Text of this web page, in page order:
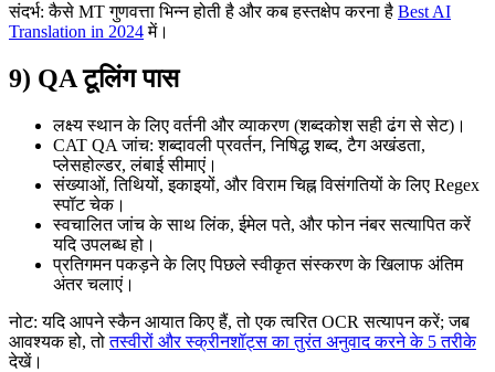
संदर्भ: कैसे MT गुणवत्ता भिन्न होती है और कब हस्तक्षेप करना है Best AI
Translation in 2024में।
9) QA टूलिंग पास
लक्ष्य स्थान के लिए वर्तनी और व्याकरण (शब्दकोश सही ढंग से सेट)।
CAT QA जांच: शब्दावली प्रवर्तन, निषिद्ध शब्द, टैग अखंडता,
प्लेसहोल्डर, लंबाई सीमाएं।
संख्याओं, तिथियों, इकाइयों, और विराम चिह्न विसंगतियों के लिए Regex
स्पॉट चेक।
स्वचालित जांच के साथ लिंक, ईमेल पते, और फोन नंबर सत्यापित करें
यदि उपलब्ध हो।
प्रतिगमन पकड़ने के लिए पिछले स्वीकृत संस्करण के खिलाफ अंतिम
अंतर चलाएं।
नोट: यदि आपने स्कैन आयात किए हैं, तो एक त्वरित OCR सत्यापन करें; जब
आवश्यक हो, तोतस्वीरों और स्क्रीनशॉट्स का तुरंत अनुवाद करने के 5 तरीके
देखें।